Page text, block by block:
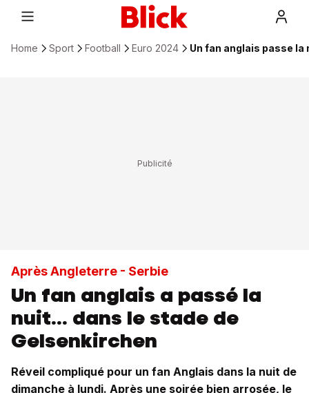
Home Sport Football Euro 2024 Un fan anglais passe
Après Angleterre - Serbie
Un fan anglais a passé la
nuit... dans le stade de
Gelsenkirchen
Réveil compliqué pour un fan Anglais dans la nuit de
dimanche à lundi. Après une soirée bien arrosée, le